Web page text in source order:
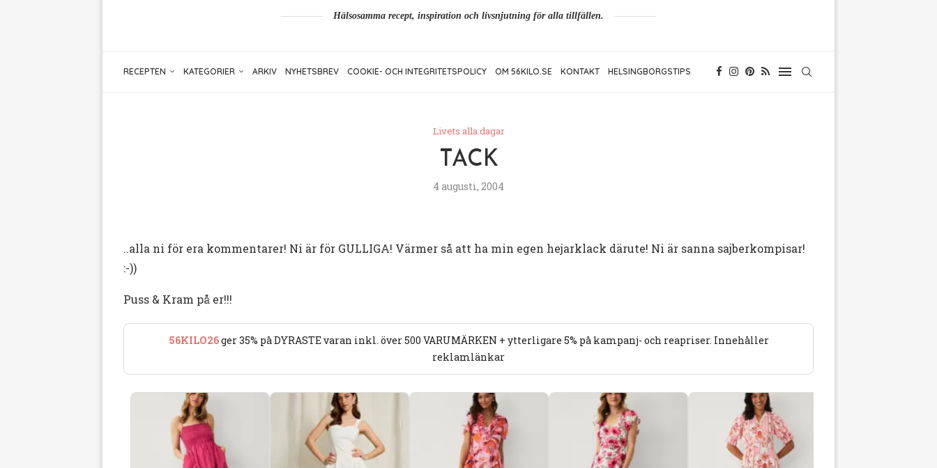
Hälsosamma recept, inspiration och livsnjutning för alla tillfällen.
RECEPTEN KATEGORIER ARKIV NYHETSBREV COOKIE- OCH INTEGRITETSPOLICY OM 56KILO.SE KONTAKT HELSINGBORGSTIPS
Livets alla dagar
TACK
4 augusti, 2004
..alla ni för era kommentarer! Ni är för GULLIGA! Värmer så att ha min egen hejarklack därute! Ni är sanna sajberkompisar!
:-))
Puss & Kram på er!!!
56KILO26ger 35% på DYRASTE varan inkl. över 500 VARUMÄRKEN + ytterligare 5% på kampanj- och reapriser. Innehåller
reklamlänkar